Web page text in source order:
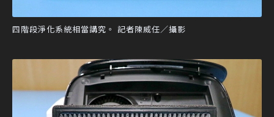
四階段淨化系統相當講究。 記者陳威任／攝影